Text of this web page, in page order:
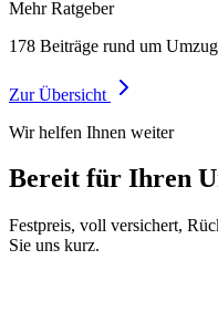
Mehr Ratgeber
178 Beiträge rund um
Zur Übersicht
Wir helfen Ihnen weiter
Bereit für Ihren
Festpreis, voll versichert,
Sie uns kurz.